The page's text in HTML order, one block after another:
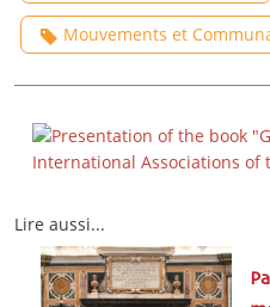
Mouvements et
Lire aussi...